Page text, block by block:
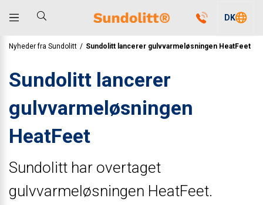
DK
Nyheder fra Sundolitt / Sundolitt lancerer gulvvarmeløsningen HeatFeet
Sundolitt lancerer
gulvvarmeløsningen
HeatFeet
Sundolitt har overtaget
gulvvarmeløsningen HeatFeet.